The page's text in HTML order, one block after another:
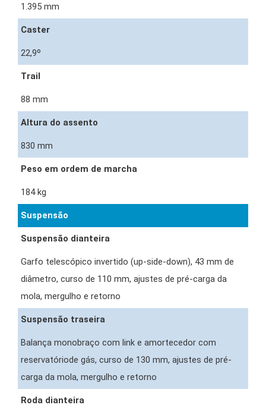
1.395 mm
Caster
22,9º
Trail
88 mm
Altura do assento
830 mm
Peso em ordem de marcha
184 kg
Suspensão
Suspensão dianteira
Garfo telescópico invertido (up-side-down), 43 mm de
diâmetro, curso de 110 mm, ajustes de pré-carga da
mola, mergulho e retorno
Suspensão traseira
Balança monobraço com link e amortecedor com
reservatóriode gás, curso de 130 mm, ajustes de pré-
carga da mola, mergulho e retorno
Roda dianteira